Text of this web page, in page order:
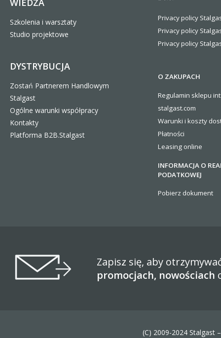
WIEDZA
Szkolenia i warsztaty
Studio projektowe
DYSTRYBUCJA
Zostań Partnerem Handlowym
Stalgast
Ogólne warunki współpracy
Kontakty
Platforma B2B.Stalgast
Privacy policy
Privacy policy
Privacy policy
O ZAKUPACH
Regulamin sklepu
stalgast.com
Warunki i koszty
Płatności
Leasing online
INFORMACJA O
PODATKOWEJ
Pobierz dokument
Zapisz się, aby
promocjach, nowościach
(C) 2009-2024 Stalgast